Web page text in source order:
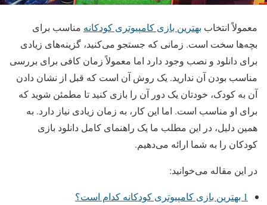
معمولاً انتخاب بهترین بازی کامپیوتری کودکانه مناسب برای
بچه‌ها سخت است. زمانی که جستجو می‌کنید، گزینه‌های زیادی
برای دانلود و نصب وجود دارد اما معمولاً زمان کافی برای بررسی
مناسب بودن آن ندارید. یک روش آن است که قبل از نشان دادن
آن به کودک، خودتان یک دور آن را بازی کنید تا مطمئن شوید که
برای او مناسب است. اما این کار، به زمان زیادی نیاز دارد. به
همین دلیل، در این مطلب ما یک راهنمای کامل دانلود بازی
کودکان را به شما ارائه می‌دهیم.
در این مقاله می‌خوانید:
1 بهترین بازی کامپیوتری کودکانه کدام است؟